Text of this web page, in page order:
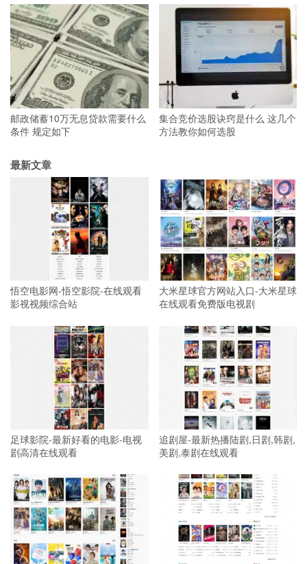
邮政储蓄10万无息贷款需要什么
条件 规定如下
集合竞价选股诀窍是什么 这几个
方法教你如何选股
最新文章
悟空电影网-悟空影院-在线观看
影视视频综合站
大米星球官方网站入口-大米星球
在线观看免费版电视剧
足球影院-最新好看的电影-电视
剧高清在线观看
追剧屋-最新热播陆剧,日剧,韩剧,
美剧,泰剧在线观看